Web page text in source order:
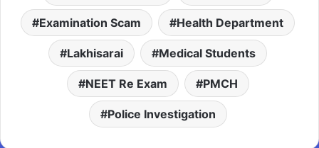
Examination Scam Health Department
Lakhisarai Medical Students
NEET Re Exam PMCH
Police Investigation